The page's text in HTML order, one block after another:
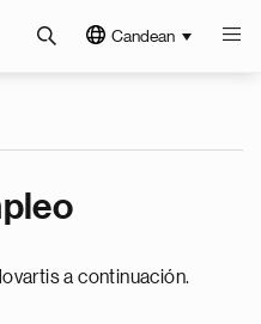
Candean
a continuación.